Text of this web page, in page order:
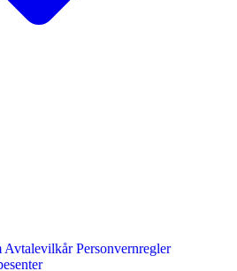
Avtalevilkår Personvernregler